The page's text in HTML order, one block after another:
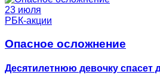
23 июля
РБК-акции
Опасное осложнение
Десятилетнюю девочку спасет